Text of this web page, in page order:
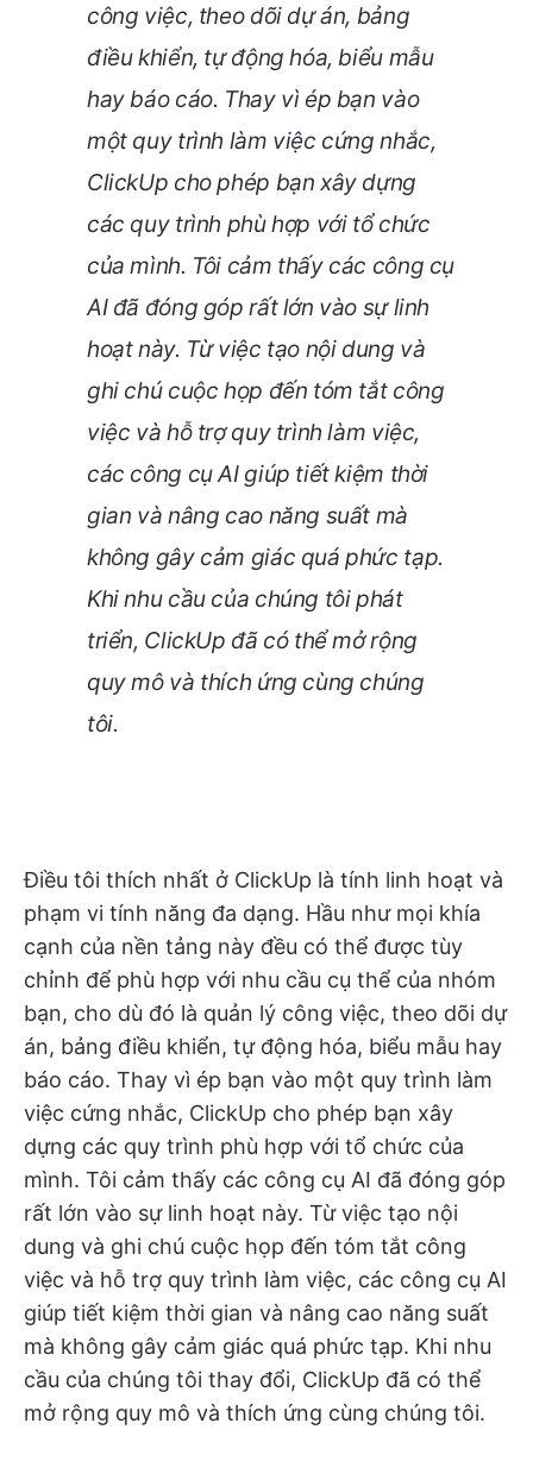
công việc, theo dõi dự án, bảng
điều khiển, tự động hóa, biểu mẫu
hay báo cáo. Thay vì ép bạn vào
một quy trình làm việc cứng nhắc,
ClickUp cho phép bạn xây dựng
các quy trình phù hợp với tổ chức
của mình. Tôi cảm thấy các công cụ
AI đã đóng góp rất lớn vào sự linh
hoạt này. Từ việc tạo nội dung và
ghi chú cuộc họp đến tóm tắt công
việc và hỗ trợ quy trình làm việc,
các công cụ AI giúp tiết kiệm thời
gian và nâng cao năng suất mà
không gây cảm giác quá phức tạp.
Khi nhu cầu của chúng tôi phát
triển, ClickUp đã có thể mở rộng
quy mô và thích ứng cùng chúng
tôi.
Điều tôi thích nhất ở ClickUp là tính linh hoạt và
phạm vi tính năng đa dạng. Hầu như mọi khía
cạnh của nền tảng này đều có thể được tùy
chỉnh để phù hợp với nhu cầu cụ thể của nhóm
bạn, cho dù đó là quản lý công việc, theo dõi dự
án, bảng điều khiển, tự động hóa, biểu mẫu hay
báo cáo. Thay vì ép bạn vào một quy trình làm
việc cứng nhắc, ClickUp cho phép bạn xây
dựng các quy trình phù hợp với tổ chức của
mình. Tôi cảm thấy các công cụ AI đã đóng góp
rất lớn vào sự linh hoạt này. Từ việc tạo nội
dung và ghi chú cuộc họp đến tóm tắt công
việc và hỗ trợ quy trình làm việc, các công cụ AI
giúp tiết kiệm thời gian và nâng cao năng suất
mà không gây cảm giác quá phức tạp. Khi nhu
cầu của chúng tôi thay đổi, ClickUp đã có thể
mở rộng quy mô và thích ứng cùng chúng tôi.